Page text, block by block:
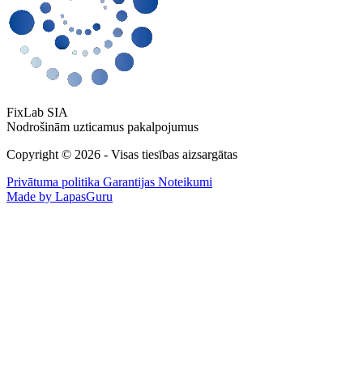
FixLab SIA
Nodrošinām uzticamus pakalpojumus
Copyright © 2026 - Visas tiesības aizsargātas
Privātuma politika Garantijas Noteikumi
Made by LapasGuru